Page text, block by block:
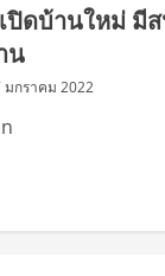
ปิดบ้านใหม่ มี
น
มกราคม 2022